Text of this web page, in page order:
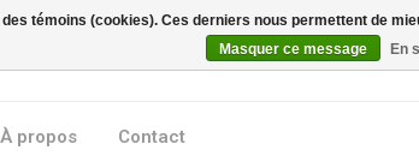
Rechercher
À propos Contact
témoins (cookies). Ces derniers nous permettent de
Masquer ce message
En